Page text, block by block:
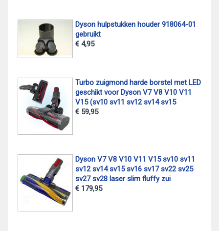
Dyson hulpstukken houder 918064-01
gebruikt
€ 4,95
Turbo zuigmond harde borstel met LED
geschikt voor Dyson V7 V8 V10 V11
V15 (sv10 sv11 sv12 sv14 sv15
€ 59,95
Dyson V7 V8 V10 V11 V15 sv10 sv11
sv12 sv14 sv15 sv16 sv17 sv22 sv25
sv27 sv28 laser slim fluffy zui
€ 179,95